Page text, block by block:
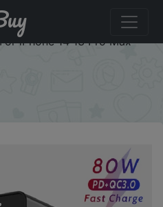
ILEPO 80W USB
Fast Charge 6 Port Multi
iPhone 14 13 Pro Max